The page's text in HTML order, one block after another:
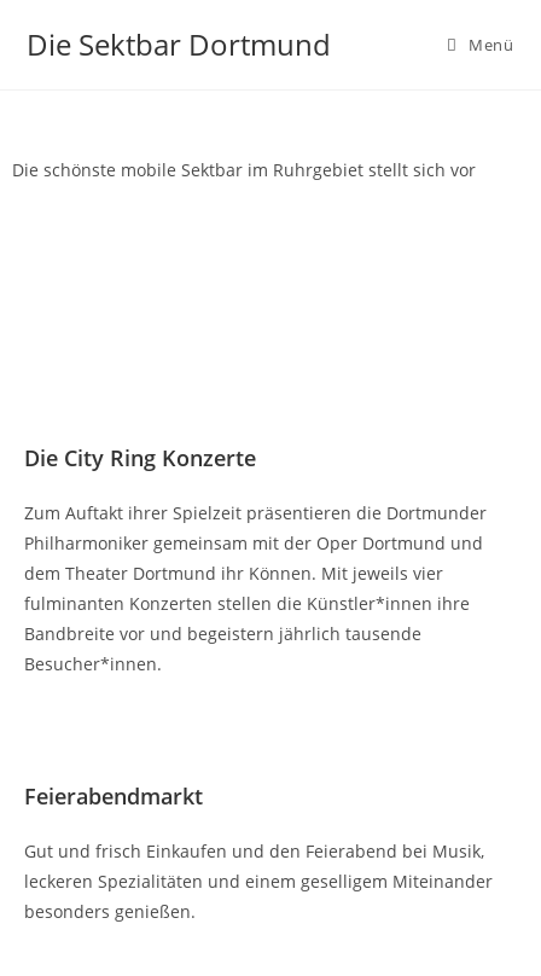
Die Sektbar Dortmund Menü
Die schönste mobile Sektbar im Ruhrgebiet stellt sich vor
Die City Ring Konzerte
Zum Auftakt ihrer Spielzeit präsentieren die Dortmunder
Philharmoniker gemeinsam mit der Oper Dortmund und
dem Theater Dortmund ihr Können. Mit jeweils vier
fulminanten Konzerten stellen die Künstler*innen ihre
Bandbreite vor und begeistern jährlich tausende
Besucher*innen.
Feierabendmarkt
Gut und frisch Einkaufen und den Feierabend bei Musik,
leckeren Spezialitäten und einem geselligem Miteinander
besonders genießen.